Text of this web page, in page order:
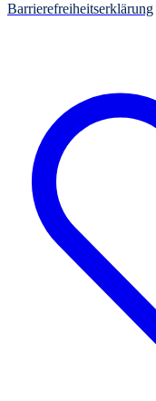
Barrierefreiheitserklärung